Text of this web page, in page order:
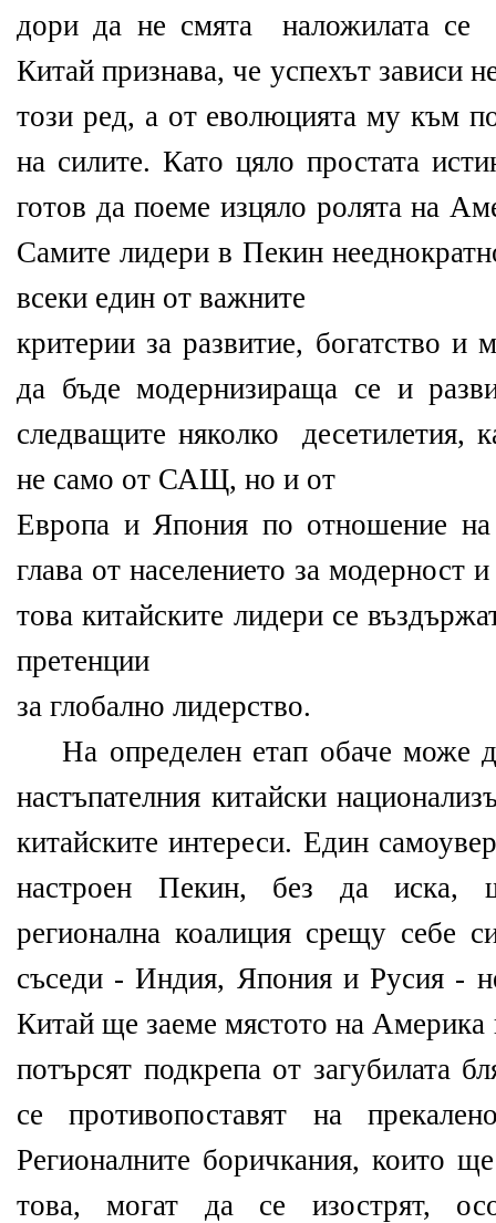
дори да не смята наложилата се
Китай признава, че успехът зависи
този ред, а от еволюцията му към
на силите. Като цяло простата
готов да поеме изцяло ролята на
Самите лидери в Пекин
всеки един от важните
критерии за развитие, богатство
да бъде модернизираща се и
следващите няколко десетилетия,
не само от САЩ, но и от
Европа и Япония по отношение на
глава от населението за модерност
това китайските лидери се
претенции
за глобално лидерство.
На определен етап обаче може
настъпателния китайски
китайските интереси. Един
настроен Пекин, без да иска,
регионална коалиция срещу себе
съседи - Индия, Япония и Русия -
Китай ще заеме мястото на
потърсят подкрепа от загубилата
се противопоставят на
Регионалните боричкания, които
това, могат да се изострят,